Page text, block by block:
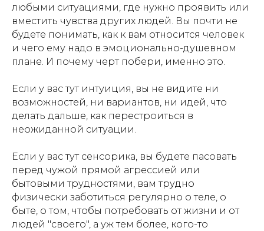
любыми ситуациями, где нужно проявить или
вместить чувства других людей. Вы почти не
будете понимать, как к вам относится человек
и чего ему надо в эмоционально-душевном
плане. И почему черт побери, именно это.
Если у вас тут интуиция, вы не видите ни
возможностей, ни вариантов, ни идей, что
делать дальше, как перестроиться в
неожиданной ситуации.
Если у вас тут сенсорика, вы будете пасовать
перед чужой прямой агрессией или
бытовыми трудностями, вам трудно
физически заботиться регулярно о теле, о
быте, о том, чтобы потребовать от жизни и от
людей "своего", а уж тем более, кого-то